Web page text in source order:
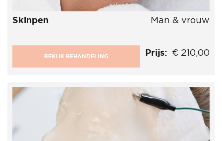
Skinpen Man & vrouw
BEKIJK BEHANDELING Prijs: € 210,00